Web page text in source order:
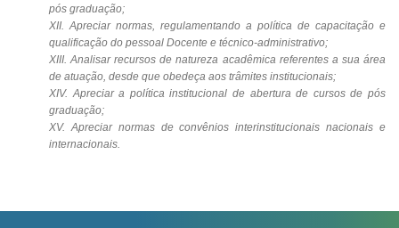
pós graduação;
XII. Apreciar normas, regulamentando a política de capacitação e
qualificação do pessoal Docente e técnico-administrativo;
XIII. Analisar recursos de natureza acadêmica referentes a sua área
de atuação, desde que obedeça aos trâmites institucionais;
XIV. Apreciar a política institucional de abertura de cursos de pós
graduação;
XV. Apreciar normas de convênios interinstitucionais nacionais e
internacionais.